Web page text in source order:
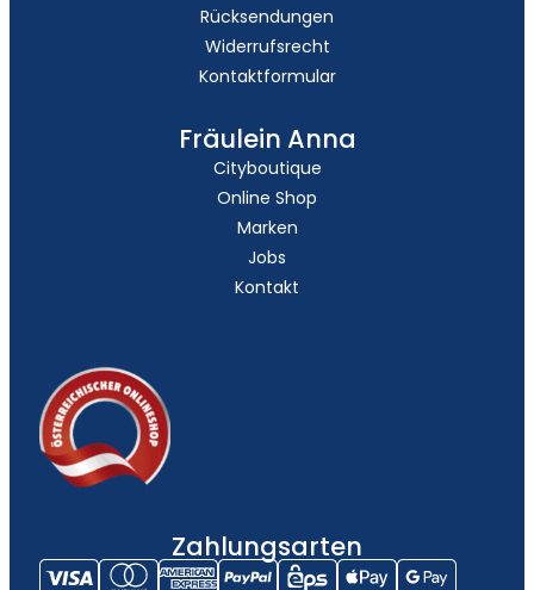
Rücksendungen
Widerrufsrecht
Kontaktformular
Fräulein Anna
Cityboutique
Online Shop
Marken
Jobs
Kontakt
Zahlungsarten